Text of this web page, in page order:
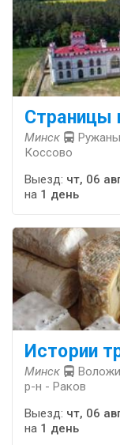
Страницы
Минск
Коссово
Выезд: чт, 06
на 1 день
Истории
Минск
р-н - Раков
Выезд: чт, 06
на 1 день